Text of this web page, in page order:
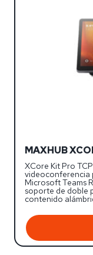
MAXHUB
XCore Kit Pro
videoconferencia
Microsoft Teams
soporte de doble
contenido